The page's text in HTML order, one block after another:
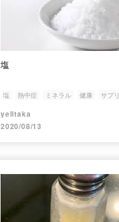
塩
塩 熱中症 ミネラル 健康 サプリ
yelltaka
2020/08/13